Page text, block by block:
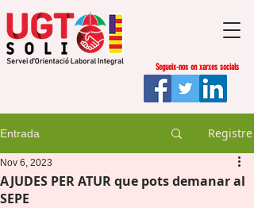
Segueix-nos en xarxes socials
Entrada Registre
AJUDES PER ATUR que pots demanar al
SEPE
Nov 6, 2023